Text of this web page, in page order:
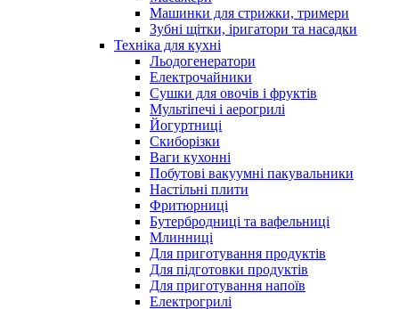
Машинки для стрижки, тримери
Зубні щітки, іригатори та насадки
Техніка для кухні
Льодогенератори
Електрочайники
Сушки для овочів і фруктів
Мультіпечі і аерогрилі
Йогуртниці
Скиборізки
Ваги кухонні
Побутові вакуумні пакувальники
Настільні плити
Фритюрниці
Бутербродниці та вафельниці
Млинниці
Для приготування продуктів
Для підготовки продуктів
Для приготування напоїв
Електрогрилі